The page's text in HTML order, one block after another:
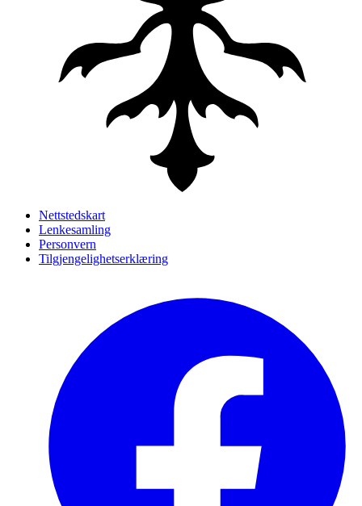
Nettstedskart
Lenkesamling
Personvern
Tilgjengelighetserklæring